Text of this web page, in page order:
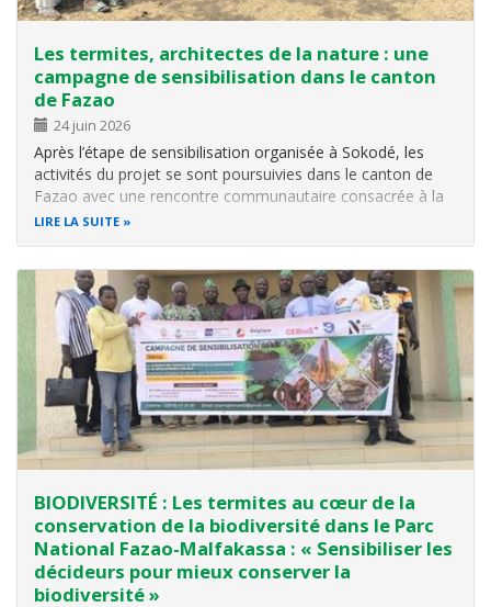
Les termites, architectes de la nature : une
campagne de sensibilisation dans le canton
de Fazao
24 juin 2026
Après l’étape de sensibilisation organisée à Sokodé, les
activités du projet se sont poursuivies dans le canton de
Fazao avec une rencontre communautaire consacrée à la
valorisation du rôle écologique des termites et de leur
LIRE LA SUITE
BIODIVERSITÉ : Les termites au cœur de la
conservation de la biodiversité dans le Parc
National Fazao-Malfakassa : « Sensibiliser les
décideurs pour mieux conserver la
biodiversité »